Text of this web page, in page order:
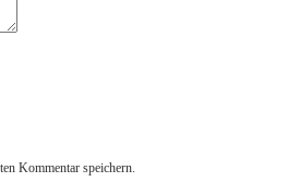
Kommentar speichern.